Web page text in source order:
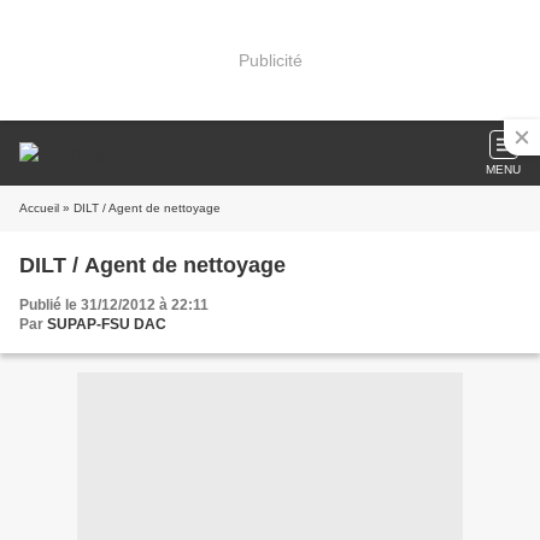
Publicité
MENU
Accueil » DILT / Agent de nettoyage
DILT / Agent de nettoyage
Publié le 31/12/2012 à 22:11
Par SUPAP-FSU DAC